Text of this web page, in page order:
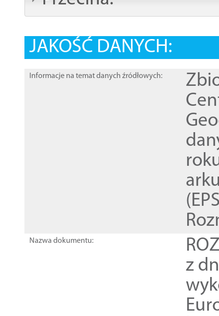
JAKOŚĆ DANYCH:
Informacje na temat danych źródłowych:
Nazwa dokumentu:
z